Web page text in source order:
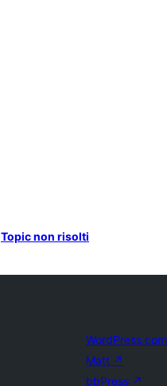
Topic non risolti
WordPress.com
Matt ↗
bbPress ↗